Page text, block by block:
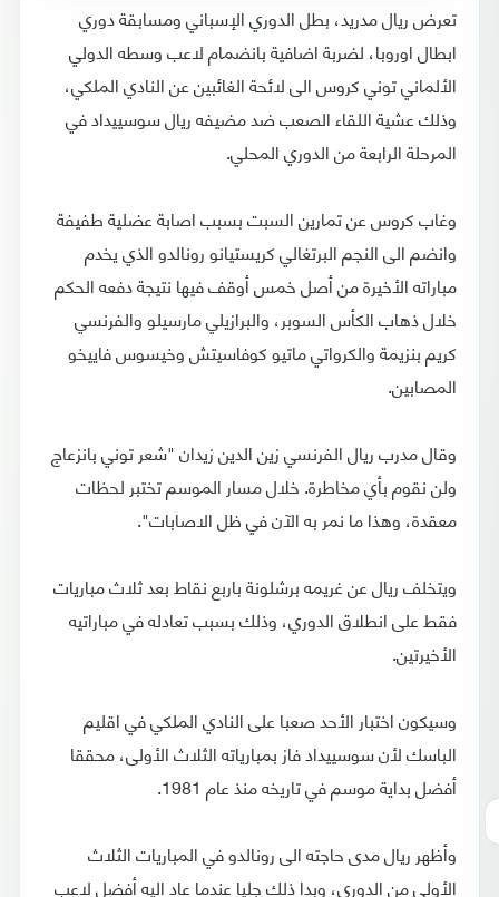
تعرض ريال مدريد، بطل الدوري الإسباني ومسابقة دوري
ابطال اوروبا، لضربة اضافية بانضمام لاعب وسطه الدولي
الألماني توني كروس الى لائحة الغائبين عن النادي الملكي،
وذلك عشية اللقاء الصعب ضد مضيفه ريال سوسييداد في
المرحلة الرابعة من الدوري المحلي.
وغاب كروس عن تمارين السبت بسبب اصابة عضلية طفيفة
وانضم الى النجم البرتغالي كريستيانو رونالدو الذي يخدم
مباراته الأخيرة من أصل خمس أوقف فيها نتيجة دفعه الحكم
خلال ذهاب الكأس السوبر، والبرازيلي مارسيلو والفرنسي
كريم بنزيمة والكرواتي ماتيو كوفاسيتش وخيسوس فاييخو
المصابين.
وقال مدرب ريال الفرنسي زين الدين زيدان "شعر توني بانزعاج
ولن نقوم بأي مخاطرة. خلال مسار الموسم تختبر لحظات
معقدة، وهذا ما نمر به الآن في ظل الاصابات".
ويتخلف ريال عن غريمه برشلونة باربع نقاط بعد ثلاث مباريات
فقط على انطلاق الدوري، وذلك بسبب تعادله في مباراتيه
الأخيرتين.
وسيكون اختبار الأحد صعبا على النادي الملكي في اقليم
الباسك لأن سوسييداد فاز بمبارياته الثلاث الأولى، محققا
أفضل بداية موسم في تاريخه منذ عام 1981.
وأظهر ريال مدى حاجته الى رونالدو في المباريات الثلاث
الأولى من الدوري، وبدا ذلك جليا عندما عاد اليه أفضل لاعب